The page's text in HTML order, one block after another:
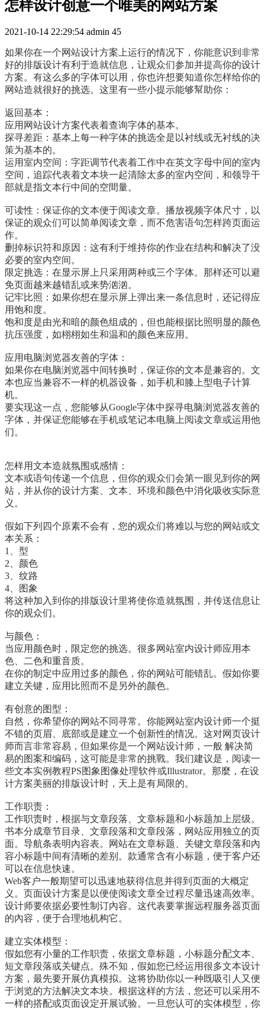
怎样设计创意一个唯美的网站方案
2021-10-14 22:29:54 admin 45
如果你在一个网站设计方案上运行的情况下，你能意识到非常
好的排版设计有利于造就信息，让观众们参加并提高你的设计
方案。有这么多的字体可以用，你也许想要知道你怎样给你的
网站造就很好的挑选。这里有一些小提示能够幫助你：
返回基本：
应用网站设计方案代表着查询字体的基本。
探寻差距：基本上每一种字体的挑选全是以衬线或无衬线的决
策为基本的。
运用室内空间：字距调节代表着工作中在英文字母中间的室内
空间，追踪代表着文本块一起清除太多的室内空间，和领导干
部就是指文本行中间的空間量。
可读性：保证你的文本便于阅读文章。播放视频字体尺寸，以
保证的观众们可以简单阅读文章，而不危害语句怎样跨页面运
作。
删掉标识符和原因：这有利于维持你的作业在结构和解决了没
必要的室内空间。
限定挑选：在显示屏上只采用两种或三个字体。那样还可以避
免页面越来越错乱或来势汹汹。
记牢比照：如果你想在显示屏上弹出来一条信息时，还记得应
用饱和度。
饱和度是由光和暗的颜色组成的，但也能根据比照明显的颜色
抗压强度，如栩栩如生和温和的颜色来应用。
应用电脑浏览器友善的字体：
如果你在电脑浏览器中间转换时，保证你的文本是兼容的。文
本也应当兼容不一样的机器设备，如手机和膝上型电子计算
机。
要实现这一点，您能够从Google字体中探寻电脑浏览器友善的
字体，并保证您能够在手机或笔记本电脑上阅读文章或运用他
们。
怎样用文本造就氛围或感情：
文本或语句传递一个信息，但你的观众们会第一眼见到你的网
站，并从你的设计方案、文本、环境和颜色中消化吸收实际意
义。
假如下列四个原素不会有，您的观众们将难以与您的网站或文
本关系：
1、型
2、颜色
3、纹路
4、图象
将这种加入到你的排版设计里将使你造就氛围，并传送信息让
你的观众们。
与颜色：
当应用颜色时，限定您的挑选。很多网站室内设计师应用本
色、二色和重音质。
在你的制定中应用过多的颜色，你的网站可能错乱。假如你要
建立关键，应用比照而不是另外的颜色。
有创意的图型：
自然，你希望你的网站不同寻常。你能网站室内设计师一个挺
不错的页眉、底部或是建立一个创新性的情况。这对网页设计
师而言非常容易，但如果你是一个网站设计师，一般 解决简
易的图案和编码，这可能是非常的挑戰。我们建议是，阅读一
些文本实例教程PS图象图像处理软件或Illustrator。那麼，在设
计方案美丽的排版设计时，天上是有局限的。
工作职责：
工作职责时，根据与文章段落、文章标题和小标题加上层级。
书本分成章节目录、文章段落和文章段落，网站应用独立的页
面。导航条表明內容表。网站在文章标题、关键文章段落和內
容小标题中间有清晰的差别。款通常含有小标题，便于客户还
可以在信息快速。
Web客户一般期望可以迅速地获得信息并得到页面的大概定
义。页面设计方案是以便使阅读文章全过程尽量迅速高效率。
设计师要依据必要性制订內容。这代表要掌握远程服务器页面
的內容，便于合理地机构它。
建立实体模型：
假如您有小量的工作职责，依据文章标题，小标题分配文本、
短文章段落或关键点。殊不知，假如您已经运用很多文本设计
方案，最先要开展仿真模拟。这将协助你以一种既吸引人又便
于浏览的方法解决文本块。根据这样的方法，您还可以采用不
一样的搭配或页面设定开展试验。一旦您认可的实体模型，你